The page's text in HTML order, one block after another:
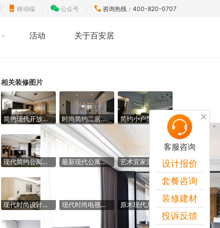
移动端 公众号 咨询热线：400-820-0707
活动 关于百安居
客服咨询
设计报价
套餐咨询
装修建材
投诉反馈
相关装修图片
简约现代开放式三居室内设计 时尚简约二居室内吊顶图片
现代简约公寓客厅隔断设计 最新现代公寓客厅隔断设计 艺术宜家混搭风卧室 背景墙隔板效果图
现代时尚设计客厅茶几装饰图 现代时尚电视组合柜效果图 原木现代儿童房效果图